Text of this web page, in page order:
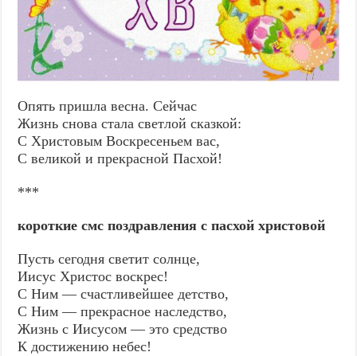
Опять пришла весна. Сейчас
Жизнь снова стала светлой сказкой:
С Христовым Воскресеньем вас,
С великой и прекрасной Пасхой!
***
короткие смс поздравления с пасхой христовой
Пусть сегодня светит солнце,
Иисус Христос воскрес!
С Ним — счастливейшее детство,
С Ним — прекрасное наследство,
Жизнь с Иисусом — это средство
К достижению небес!